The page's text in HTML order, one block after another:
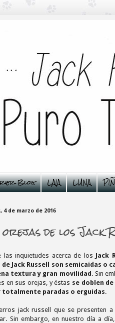
Blog LAIA LUNA
4 de marzo de 2016
de los Jack
las inquietudes acerca de los Jack
de Jack Russell son semicaídas
textura y gran movilidad . Sin
en sus orejas, y éstas se doblen
totalmente paradas o erguidas.
jack russell que se presenten
Sin embargo, en nuestro día a